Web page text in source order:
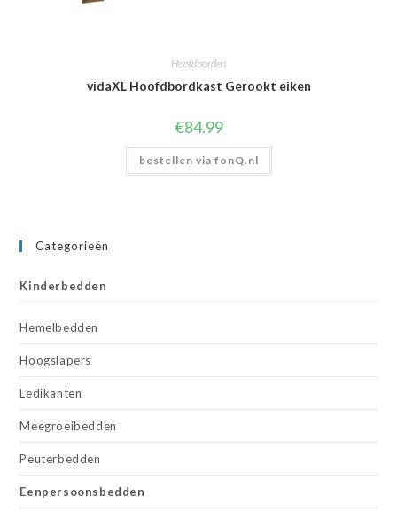
Hoofdborden
vidaXL Hoofdbordkast Gerookt eiken
€84.99
bestellen via fonQ.nl
Categorieën
Kinderbedden
Hemelbedden
Hoogslapers
Ledikanten
Meegroeibedden
Peuterbedden
Eenpersoonsbedden